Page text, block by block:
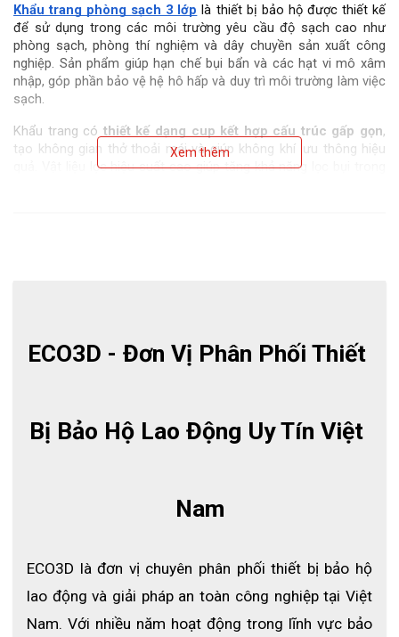
Khẩu trang phòng sạch 3 lớp là thiết bị bảo hộ được thiết kế
để sử dụng trong các môi trường yêu cầu độ sạch cao như
phòng sạch, phòng thí nghiệm và dây chuyền sản xuất công
nghiệp. Sản phẩm giúp hạn chế bụi bẩn và các hạt vi mô xâm
nhập, góp phần bảo vệ hệ hô hấp và duy trì môi trường làm việc
sạch.
Khẩu trang có thiết kế dạng cup kết hợp cấu trúc gấp gọn,
tạo không gian thở thoải mái và giúp không khí lưu thông hiệu
quả. Vật liệu lọc hiệu suất cao giúp tăng khả năng lọc bụi trong
Xem thêm
ECO3D - Đơn Vị Phân Phối Thiết
Bị Bảo Hộ Lao Động Uy Tín Việt
Nam
ECO3D là đơn vị chuyên phân phối thiết bị bảo hộ
lao động và giải pháp an toàn công nghiệp tại Việt
Nam. Với nhiều năm hoạt động trong lĩnh vực bảo